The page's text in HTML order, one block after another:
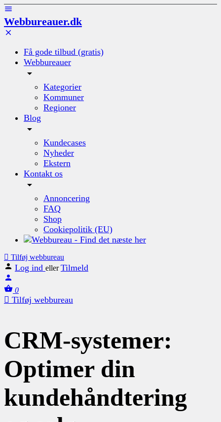
Webbureauer.dk
Få gode tilbud (gratis)
Webbureauer
Kategorier
Kommuner
Regioner
Blog
Kundecases
Nyheder
Ekstern
Kontakt os
Annoncering
FAQ
Shop
Cookiepolitik (EU)
Tilføj webbureau
Log ind eller Tilmeld
0
Tilføj webbureau
CRM-systemer:
Optimer din
kundehåndtering